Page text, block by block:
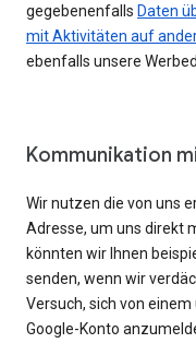
gegebenenfalls Daten
mit Aktivitäten auf
ebenfalls unsere
Kommunikation
Wir nutzen die von uns
Adresse, um uns direkt
könnten wir Ihnen
senden, wenn wir
Versuch, sich von
Google-Konto